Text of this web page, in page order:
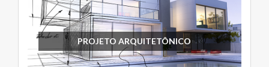
PROJETO ARQUITETÔNICO